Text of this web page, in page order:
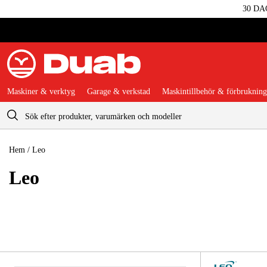
30
Maskiner & verktyg Garage & verkstad Maskintillbehör & förbrukning
Hem / Leo
Leo